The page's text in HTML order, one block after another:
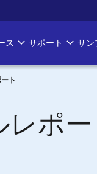
ス サポート サン
ト
ポー